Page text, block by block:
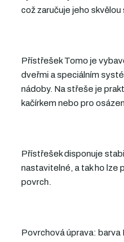
což zaručuje jeho
Přístřešek Tomo je
dveřmi a speciálním
nádoby. Na střeše je
kačírkem nebo pro
Přístřešek disponuje
nastavitelné, a tak ho lze
povrch.
Povrchová úprava: barva